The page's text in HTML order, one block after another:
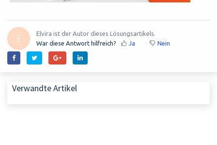
E
Elvira ist der Autor dieses Lösungsartikels.
War diese Antwort hilfreich?
Ja Nein
Verwandte Artikel